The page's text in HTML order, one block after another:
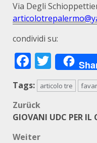
Via Degli
condividi su:
Tags: articolo tre
Zurück
GIOVANI UDC PER IL
Weiter